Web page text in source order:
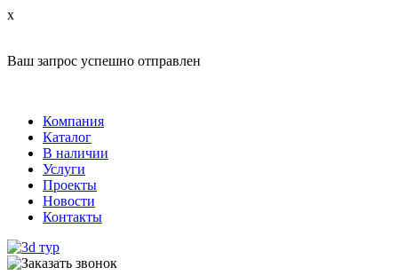
x
Ваш запрос успешно отправлен
Компания
Каталог
В наличии
Услуги
Проекты
Новости
Контакты